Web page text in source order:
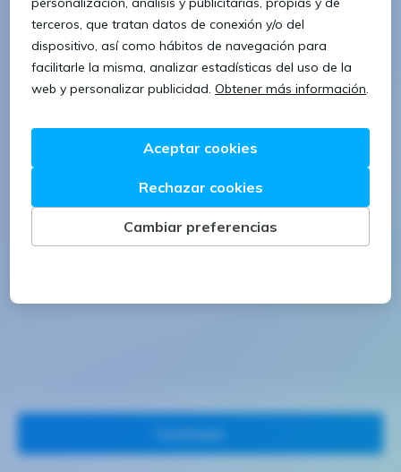
Confirmar contraseña
8 caracteres 1 letra minúscula
1 letra mayúscula 1 número